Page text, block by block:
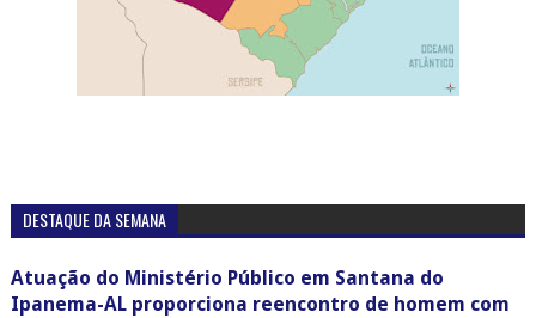
DESTAQUE DA SEMANA
Atuação do Ministério Público em Santana do
Ipanema-AL proporciona reencontro de homem com